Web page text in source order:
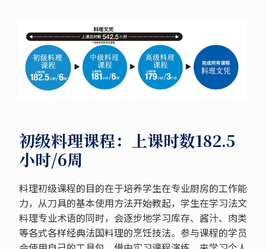
初级料理课程：上课时数182.5
小时/6周
料理初级课程的目的在于培养学生在专业厨房的工作能
力，从刀具的基本使用方法开始教起，学生在学习法文
料理专业术语的同时，会逐步地学习库存、酱汁、肉类
等各式各样经典法国料理的烹饪技法。参与课程的学员